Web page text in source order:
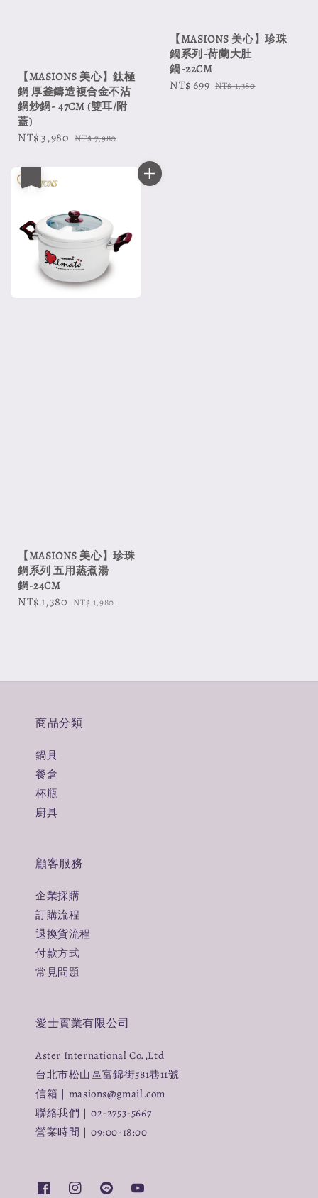
【MASIONS 美心】鈦極
鍋 厚釜鑄造複合金不沾
鍋炒鍋- 47CM (雙耳/附
蓋)
Sale
NT$ 3,980 Regular
NT$ 7,980
【MASIONS 美心】珍珠
鍋系列-荷蘭大肚
鍋-22CM
Sale
NT$ 699 Regular
NT$ 1,380
【MASIONS 美心】珍珠
鍋系列 五用蒸煮湯
鍋-24CM
Sale
NT$ 1,380 Regular
NT$ 1,980
商品分類
鍋具
餐盒
杯瓶
廚具
顧客服務
企業採購
訂購流程
退換貨流程
付款方式
常見問題
愛士實業有限公司
Aster International Co.,Ltd
台北市松山區富錦街581巷11號
信箱｜masions@gmail.com
聯絡我們｜02-2753-5667
營業時間｜09:00-18:00